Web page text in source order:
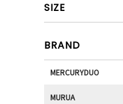
SIZE
BRAND
MERCURYDUO
MURUA